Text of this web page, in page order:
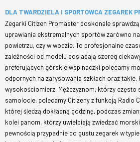
DLA TWARDZIELA I SPORTOWCA ZEGAREK
Zegarki Citizen Promaster doskonale
uprawiania ekstremalnych sportów zarówno
powietrzu, czy w wodzie. To profesjonalne
zależności od modelu posiadają szereg
preferujących górskie wspinaczki polecamy
odpornych na zarysowania szkłach oraz takie,
wysokościomierz. Mężczyznom, którzy często
samolocie, polecamy Citizeny z funkcją Radio
której śledzą dokładną godzinę, podczas
kolei panom, którzy uwielbiają zwiedzać
pewnością przypadnie do gustu zegarek w